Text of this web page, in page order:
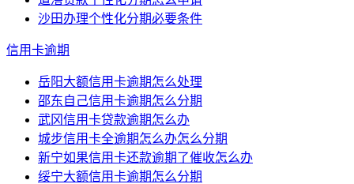
沙田办理个性化分期必要条件
信用卡逾期
岳阳大额信用卡逾期怎么处理
邵东自己信用卡逾期怎么分期
武冈信用卡贷款逾期怎么办
城步信用卡全逾期怎么办怎么分期
新宁如果信用卡还款逾期了催收怎么办
绥宁大额信用卡逾期怎么分期